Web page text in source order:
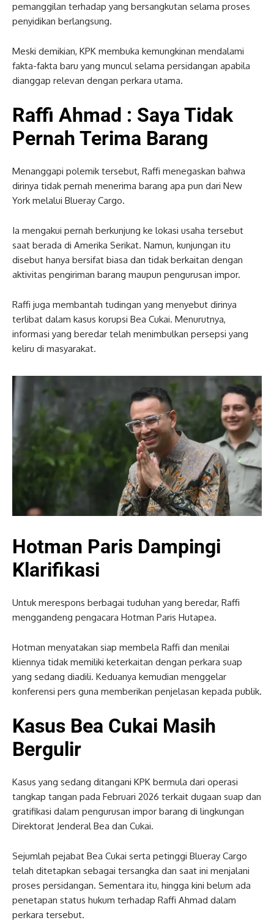
pemanggilan terhadap yang bersangkutan selama proses
penyidikan berlangsung.
Meski demikian, KPK membuka kemungkinan mendalami
fakta-fakta baru yang muncul selama persidangan apabila
dianggap relevan dengan perkara utama.
Raffi Ahmad : Saya Tidak
Pernah Terima Barang
Menanggapi polemik tersebut, Raffi menegaskan bahwa
dirinya tidak pernah menerima barang apa pun dari New
York melalui Blueray Cargo.
Ia mengakui pernah berkunjung ke lokasi usaha tersebut
saat berada di Amerika Serikat. Namun, kunjungan itu
disebut hanya bersifat biasa dan tidak berkaitan dengan
aktivitas pengiriman barang maupun pengurusan impor.
Raffi juga membantah tudingan yang menyebut dirinya
terlibat dalam kasus korupsi Bea Cukai. Menurutnya,
informasi yang beredar telah menimbulkan persepsi yang
keliru di masyarakat.
Hotman Paris Dampingi
Klarifikasi
Untuk merespons berbagai tuduhan yang beredar, Raffi
menggandeng pengacara Hotman Paris Hutapea.
Hotman menyatakan siap membela Raffi dan menilai
kliennya tidak memiliki keterkaitan dengan perkara suap
yang sedang diadili. Keduanya kemudian menggelar
konferensi pers guna memberikan penjelasan kepada publik.
Kasus Bea Cukai Masih
Bergulir
Kasus yang sedang ditangani KPK bermula dari operasi
tangkap tangan pada Februari 2026 terkait dugaan suap dan
gratifikasi dalam pengurusan impor barang di lingkungan
Direktorat Jenderal Bea dan Cukai.
Sejumlah pejabat Bea Cukai serta petinggi Blueray Cargo
telah ditetapkan sebagai tersangka dan saat ini menjalani
proses persidangan. Sementara itu, hingga kini belum ada
penetapan status hukum terhadap Raffi Ahmad dalam
perkara tersebut.